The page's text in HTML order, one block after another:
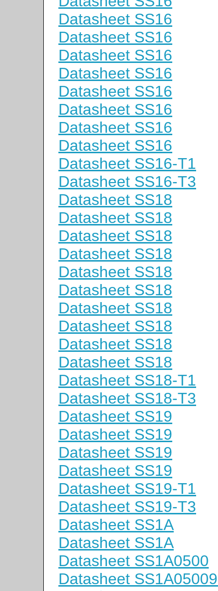
Datasheet SS16
Datasheet SS16
Datasheet SS16
Datasheet SS16
Datasheet SS16
Datasheet SS16
Datasheet SS16
Datasheet SS16
Datasheet SS16-T1
Datasheet SS16-T3
Datasheet SS18
Datasheet SS18
Datasheet SS18
Datasheet SS18
Datasheet SS18
Datasheet SS18
Datasheet SS18
Datasheet SS18
Datasheet SS18
Datasheet SS18
Datasheet SS18-T1
Datasheet SS18-T3
Datasheet SS19
Datasheet SS19
Datasheet SS19
Datasheet SS19
Datasheet SS19-T1
Datasheet SS19-T3
Datasheet SS1A
Datasheet SS1A
Datasheet SS1A0500
Datasheet